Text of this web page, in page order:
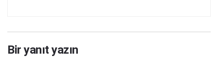
Bir yanıt yazın